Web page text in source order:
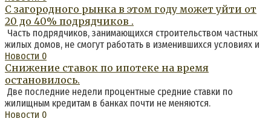
С загородного рынка в этом году может уйти от
20 до 40% подрядчиков .
Часть подрядчиков, занимающихся строительством частных
жилых домов, не смогут работать в изменившихся условиях и
Новости 0
Снижение ставок по ипотеке на время
остановилось.
Две последние недели процентные средние ставки по
жилищным кредитам в банках почти не меняются.
Новости 0